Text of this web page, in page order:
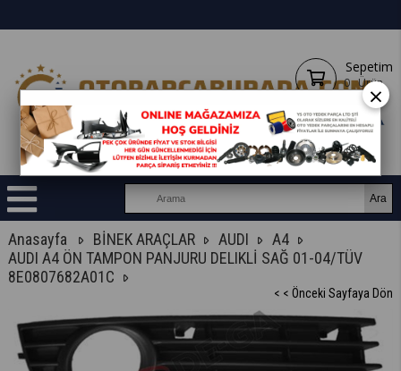
Sepetim
0 Ürün
Anasayfa BİNEK ARAÇLAR AUDI
A4
AUDI A4 ÖN TAMPON PANJURU DELIKLİ SAĞ 01-04/TÜV
8E0807682A01C
< < Önceki Sayfaya Dön
×